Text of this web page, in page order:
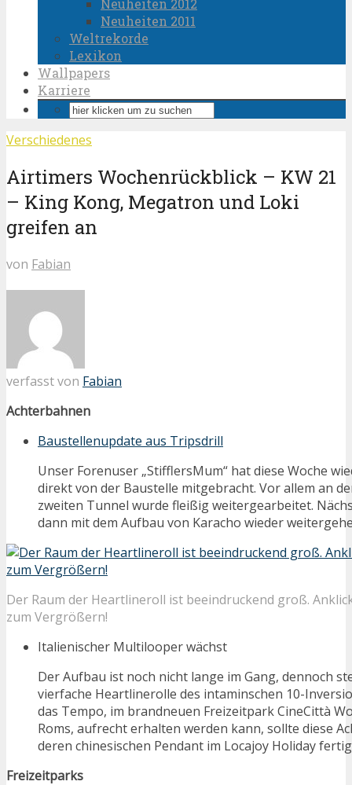
Neuheiten 2012
Neuheiten 2011
Weltrekorde
Lexikon
Wallpapers
Karriere
Verschiedenes
Airtimers Wochenrückblick – KW 21
– King Kong, Megatron und Loki
greifen an
von Fabian
verfasst von Fabian
Achterbahnen
Baustellenupdate aus Tripsdrill
Unser Forenuser „StifflersMum“ hat diese Woche
direkt von der Baustelle mitgebracht. Vor allem an
zweiten Tunnel wurde fleißig weitergearbeitet.
dann mit dem Aufbau von Karacho wieder
Der Raum der Heartlineroll ist beeindruckend groß.
zum Vergrößern!
Italienischer Multilooper wächst
Der Aufbau ist noch nicht lange im Gang, dennoch
vierfache Heartlinerolle des intaminschen 10-
das Tempo, im brandneuen Freizeitpark CineCittà
Roms, aufrecht erhalten werden kann, sollte diese
deren chinesischen Pendant im Locajoy Holiday
Freizeitparks